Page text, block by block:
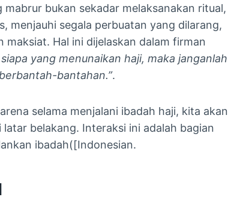
bukan sekadar melaksanakan ritual,
menjauhi segala perbuatan yang dilarang,
Hal ini dijelaskan dalam firman
siapa yang menunaikan haji, maka janganlah
bantahan.”.
selama menjalani ibadah haji, kita akan
belakang. Interaksi ini adalah bagian
ibadah​([Indonesian.